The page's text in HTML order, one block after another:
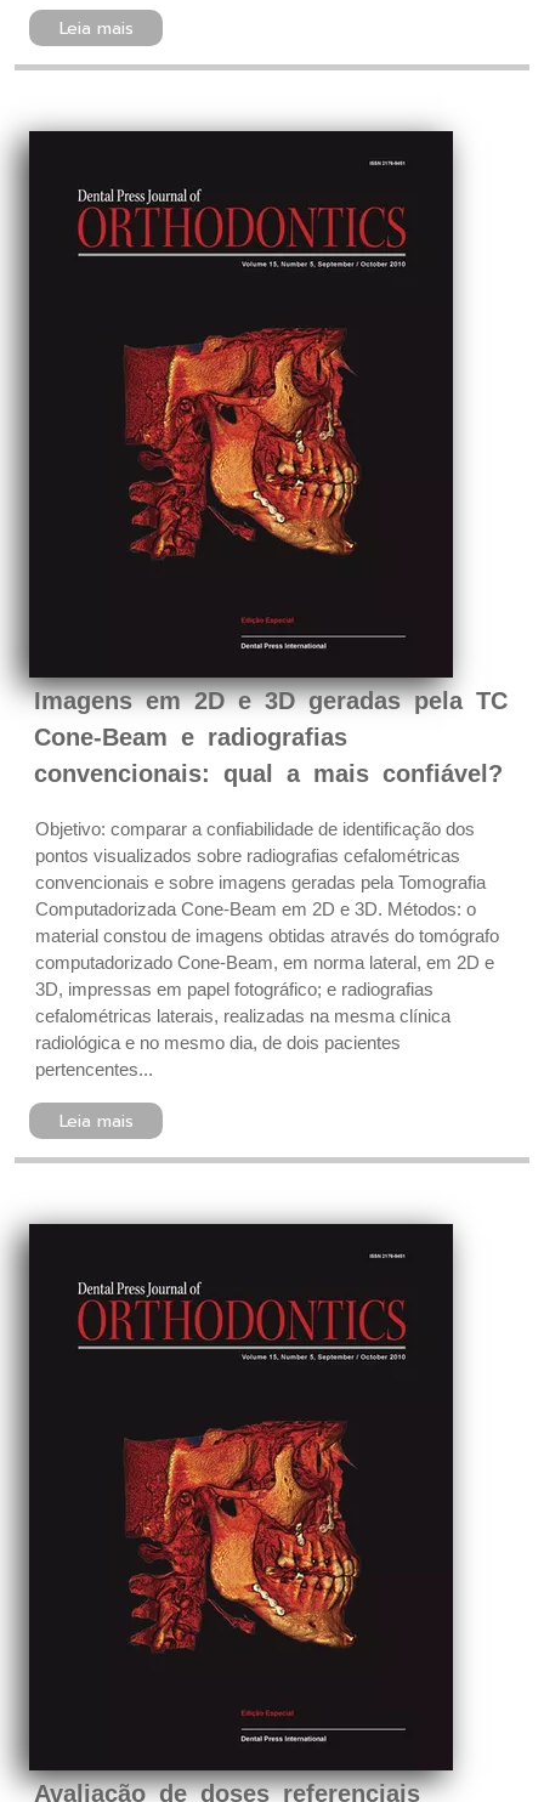
Leia mais
Imagens em 2D e 3D geradas pela TC
Cone-Beam e radiografias
convencionais: qual a mais confiável?
Objetivo: comparar a confiabilidade de identificação dos
pontos visualizados sobre radiografias cefalométricas
convencionais e sobre imagens geradas pela Tomografia
Computadorizada Cone-Beam em 2D e 3D. Métodos: o
material constou de imagens obtidas através do tomógrafo
computadorizado Cone-Beam, em norma lateral, em 2D e
3D, impressas em papel fotográfico; e radiografias
cefalométricas laterais, realizadas na mesma clínica
radiológica e no mesmo dia, de dois pacientes
pertencentes...
Leia mais
Avaliação de doses referenciais